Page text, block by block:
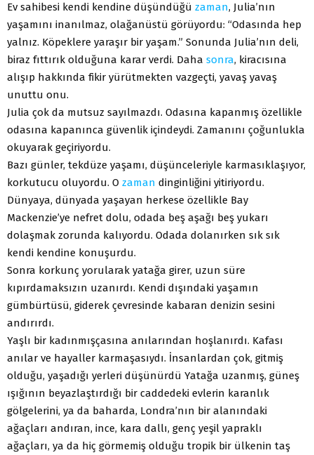
Ev sahibesi kendi kendine düşündüğü zaman, Julia’nın
yaşamını inanılmaz, olağanüstü görüyordu: “Odasında hep
yalnız. Köpeklere yaraşır bir yaşam.” Sonunda Julia’nın deli,
biraz fıttırık olduğuna karar verdi. Daha sonra, kiracısına
alışıp hakkında fikir yürütmekten vazgeçti, yavaş yavaş
unuttu onu.
Julia çok da mutsuz sayılmazdı. Odasına kapanmış özellikle
odasına kapanınca güvenlik içindeydi. Zamanını çoğunlukla
okuyarak geçiriyordu.
Bazı günler, tekdüze yaşamı, düşünceleriyle karmasıklaşıyor,
korkutucu oluyordu. O zaman dinginliğini yitiriyordu.
Dünyaya, dünyada yaşayan herkese özellikle Bay
Mackenzie’ye nefret dolu, odada beş aşağı beş yukarı
dolaşmak zorunda kalıyordu. Odada dolanırken sık sık
kendi kendine konuşurdu.
Sonra korkunç yorularak yatağa girer, uzun süre
kıpırdamaksızın uzanırdı. Kendi dışındaki yaşamın
gümbürtüsü, giderek çevresinde kabaran denizin sesini
andırırdı.
Yaşlı bir kadınmışçasına anılarından hoşlanırdı. Kafası
anılar ve hayaller karmaşasıydı. İnsanlardan çok, gitmiş
olduğu, yaşadığı yerleri düşünürdü Yatağa uzanmış, güneş
ışığının beyazlaştırdığı bir caddedeki evlerin karanlık
gölgelerini, ya da baharda, Londra’nın bir alanındaki
ağaçları andıran, ince, kara dallı, genç yeşil yapraklı
ağaçları, ya da hiç görmemiş olduğu tropik bir ülkenin taş